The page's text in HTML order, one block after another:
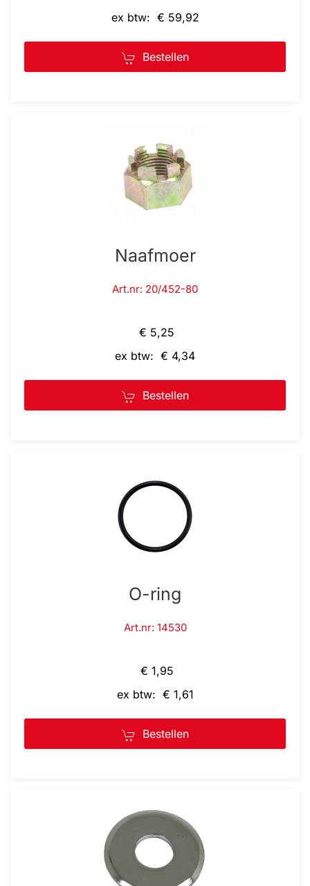
ex btw: € 59,92
Bestellen
Naafmoer
Art.nr: 20/452-80
€ 5,25
ex btw: € 4,34
Bestellen
O-ring
Art.nr: 14530
€ 1,95
ex btw: € 1,61
Bestellen